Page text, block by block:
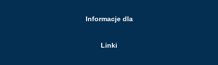
Informacje dla
Linki